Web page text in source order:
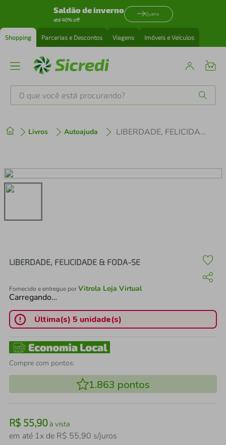
Saldão de inverno
até 40% off
Quero
Shopping Parcerias e Descontos Viagens Imóveis e Veículos
O que você está procurando?
Livros Autoajuda LIBERDADE, FELICIDADE & FODA-SE
LIBERDADE, FELICIDADE & FODA-SE
Fornecido e entregue porVitrola Loja Virtual
Carregando…
Última(s) 5 unidade(s)
Compre com pontos:
1.863 pontos
R$ 55,90à vista
em até 1x de R$ 55,90 s/juros
2º cafeteira